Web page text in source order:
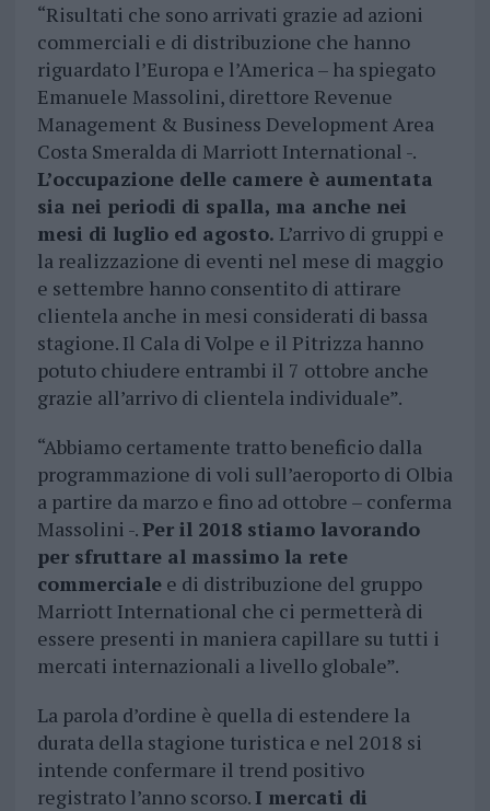
“Risultati che sono arrivati grazie ad azioni
commerciali e di distribuzione che hanno
riguardato l’Europa e l’America – ha spiegato
Emanuele Massolini, direttore Revenue
Management & Business Development Area
Costa Smeralda di Marriott International -.
L’occupazione delle camere è aumentata
sia nei periodi di spalla, ma anche nei
mesi di luglio ed agosto. L’arrivo di gruppi e
la realizzazione di eventi nel mese di maggio
e settembre hanno consentito di attirare
clientela anche in mesi considerati di bassa
stagione. Il Cala di Volpe e il Pitrizza hanno
potuto chiudere entrambi il 7 ottobre anche
grazie all’arrivo di clientela individuale”.
“Abbiamo certamente tratto beneficio dalla
programmazione di voli sull’aeroporto di Olbia
a partire da marzo e fino ad ottobre – conferma
Massolini -.Per il 2018 stiamo lavorando
per sfruttare al massimo la rete
commercialee di distribuzione del gruppo
Marriott International che ci permetterà di
essere presenti in maniera capillare su tutti i
mercati internazionali a livello globale”.
La parola d’ordine è quella di estendere la
durata della stagione turistica e nel 2018 si
intende confermare il trend positivo
registrato l’anno scorso. I mercati di